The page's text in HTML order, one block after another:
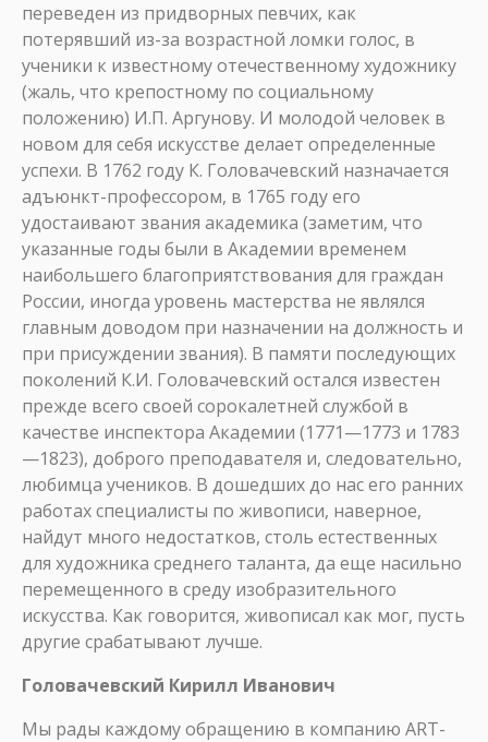
переведен из придворных певчих, как
потерявший из-за возрастной ломки голос, в
ученики к известному отечественному художнику
(жаль, что крепостному по социальному
положению) И.П. Аргунову. И молодой человек в
новом для себя искусстве делает определенные
успехи. В 1762 году К. Головачевский назначается
адъюнкт-профессором, в 1765 году его
удостаивают звания академика (заметим, что
указанные годы были в Академии временем
наибольшего благоприятствования для граждан
России, иногда уровень мастерства не являлся
главным доводом при назначении на должность и
при присуждении звания). В памяти последующих
поколений К.И. Головачевский остался известен
прежде всего своей сорокалетней службой в
качестве инспектора Академии (1771—1773 и 1783
—1823), доброго преподавателя и, следовательно,
любимца учеников. В дошедших до нас его ранних
работах специалисты по живописи, наверное,
найдут много недостатков, столь естественных
для художника среднего таланта, да еще насильно
перемещенного в среду изобразительного
искусства. Как говорится, живописал как мог, пусть
другие срабатывают лучше.
Головачевский Кирилл Иванович
Мы рады каждому обращению в компанию ART-